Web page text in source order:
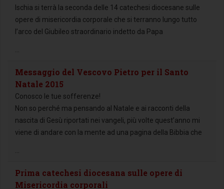
Ischia si terrà la seconda delle 14 catechesi diocesane sulle
opere di misericordia corporale che si terranno lungo tutto
l’arco del Giubileo straordinario indetto da Papa
Messaggio del Vescovo Pietro per il Santo
Natale 2015
Conosco le tue sofferenze!
Non so perché ma pensando al Natale e ai racconti della
nascita di Gesù riportati nei vangeli, più volte quest’anno mi
viene di andare con la mente ad una pagina della Bibbia che
Prima catechesi diocesana sulle opere di
Misericordia corporali